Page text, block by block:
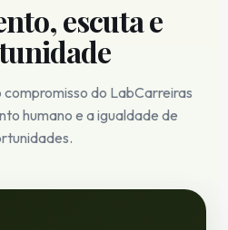
escuta e
do LabCarreiras
humano e a igualdade de